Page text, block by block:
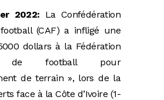
2022: La Confédération
(CAF) a infligé une
dollars à la Fédération
de football pour
de terrain », lors de la
face à la Côte d’Ivoire (1-